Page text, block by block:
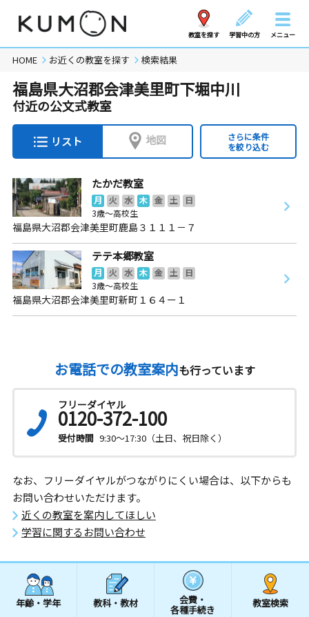
教室を探す 学習中の方 メニュー
HOME お近くの教室を探す 検索結果
福島県大沼郡会津美里町下堀中川
付近の公文式教室
リスト 地図
さらに条件
を絞り込む
たかだ教室
月 火 水 木 金 土
日
3歳～高校生
福島県大沼郡会津美里町鹿島３１１１－７
テテ本郷教室
月 火 水 木 金 土
日
3歳～高校生
福島県大沼郡会津美里町新町１６４ー１
お電話での教室案内も行っています
フリーダイヤル
0120-372-100
受付時間 9:30～17:30（土日、祝日除く）
なお、フリーダイヤルがつながりにくい場合は、以下からも
お問い合わせいただけます。
近くの教室を案内してほしい
学習に関するお問い合わせ
年齢・学年 教科・教材 会費・
各種手続き
教室検索